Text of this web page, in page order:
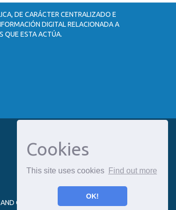
Cookies
This site uses cookies Find out more
OK!
DE CARÁCTER CENTRALIZADO E
DIGITAL RELACIONADA A
QUE ESTA ACTÚA.
OPTIMIZED BY